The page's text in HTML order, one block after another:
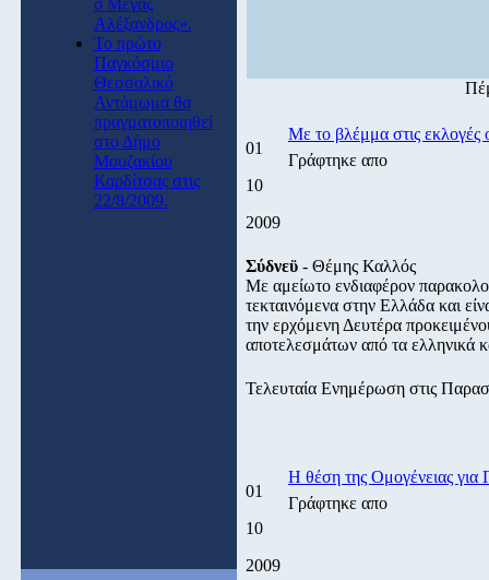
ο Μέγας
Αλέξανδρος».
Το πρώτο
Παγκόσμιο
Θεσσαλικό
Αντάμωμα θα
πραγματοποιηθεί
στο Δήμο
Μουζακίου
Καρδίτσας στις
22/8/2009.
01
10
2009
Με το βλέμμα στις εκλογές
Γράφτηκε απο
Σύδνεϋ - Θέμης Καλλός
Με αμείωτο ενδιαφέρον
τεκταινόμενα στην Ελλάδα και
την ερχόμενη Δευτέρα
αποτελεσμάτων από τα ελληνικά
Τελευταία Ενημέρωση στις
01
10
2009
Η θέση της Ομογένειας για
Γράφτηκε απο